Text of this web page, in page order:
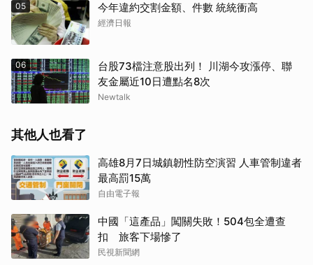
05 今年違約交割金額、件數 統統衝高
經濟日報
06
台股73檔注意股出列！ 川湖今攻漲停、聯
友金屬近10日遭點名8次
Newtalk
其他人也看了
高雄8月7日城鎮韌性防空演習 人車管制違者
最高罰15萬
自由電子報
中國「這產品」闖關失敗！504包全遭查
扣 旅客下場慘了
民視新聞網